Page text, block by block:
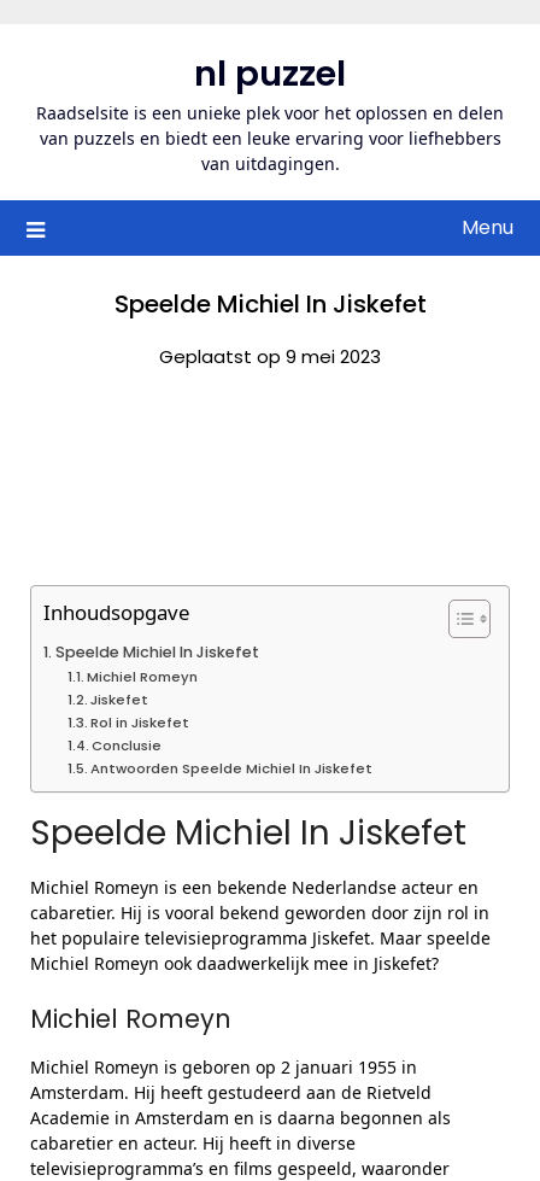
inhoud
nl puzzel
Raadselsite is een unieke plek voor het oplossen en delen
van puzzels en biedt een leuke ervaring voor liefhebbers
van uitdagingen.
Menu
Speelde Michiel In Jiskefet
Geplaatst op 9 mei 2023
Inhoudsopgave
Speelde Michiel In Jiskefet
Michiel Romeyn
Jiskefet
Rol in Jiskefet
Conclusie
Antwoorden Speelde Michiel In Jiskefet
Speelde Michiel In Jiskefet
Michiel Romeyn is een bekende Nederlandse acteur en
cabaretier. Hij is vooral bekend geworden door zijn rol in
het populaire televisieprogramma Jiskefet. Maar speelde
Michiel Romeyn ook daadwerkelijk mee in Jiskefet?
Michiel Romeyn
Michiel Romeyn is geboren op 2 januari 1955 in
Amsterdam. Hij heeft gestudeerd aan de Rietveld
Academie in Amsterdam en is daarna begonnen als
cabaretier en acteur. Hij heeft in diverse
televisieprogramma’s en films gespeeld, waaronder